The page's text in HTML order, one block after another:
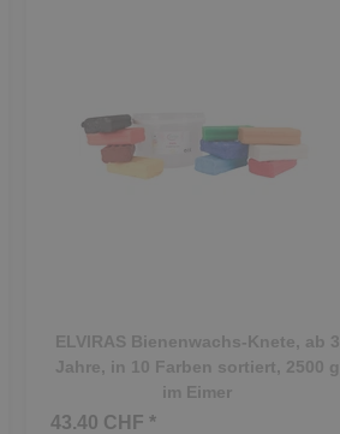
ELVIRAS Bienenwachs-Knete, ab 3
Jahre, in 10 Farben sortiert, 2500 g
im Eimer
43.40 CHF *